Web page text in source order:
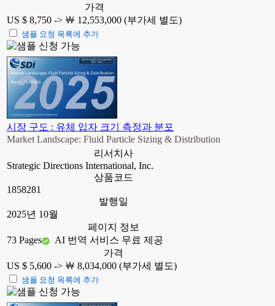
가격
US $ 8,750 -> ￦ 12,553,000 (부가세 별도)
샘플 요청 목록에 추가
시장 구도 : 유체 입자 크기 측정과 분포
Market Landscape: Fluid Particle Sizing & Distribution
리서치사
Strategic Directions International, Inc.
상품코드
1858281
발행일
2025년 10월
페이지 정보
73 Pages
AI 번역 서비스 무료 제공
가격
US $ 5,600 -> ￦ 8,034,000 (부가세 별도)
샘플 요청 목록에 추가